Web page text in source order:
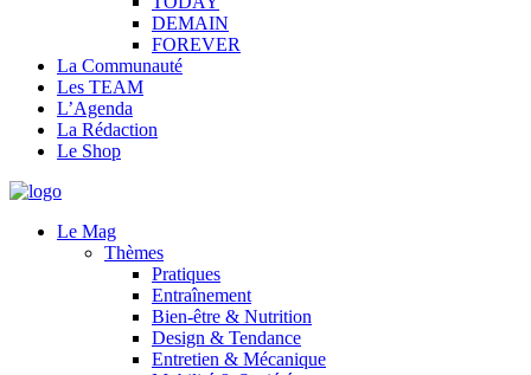
DEMAIN
FOREVER
La Communauté
Les TEAM
L’Agenda
La Rédaction
Le Shop
Le Mag
Thèmes
Pratiques
Entraînement
Bien-être & Nutrition
Design & Tendance
Entretien & Mécanique